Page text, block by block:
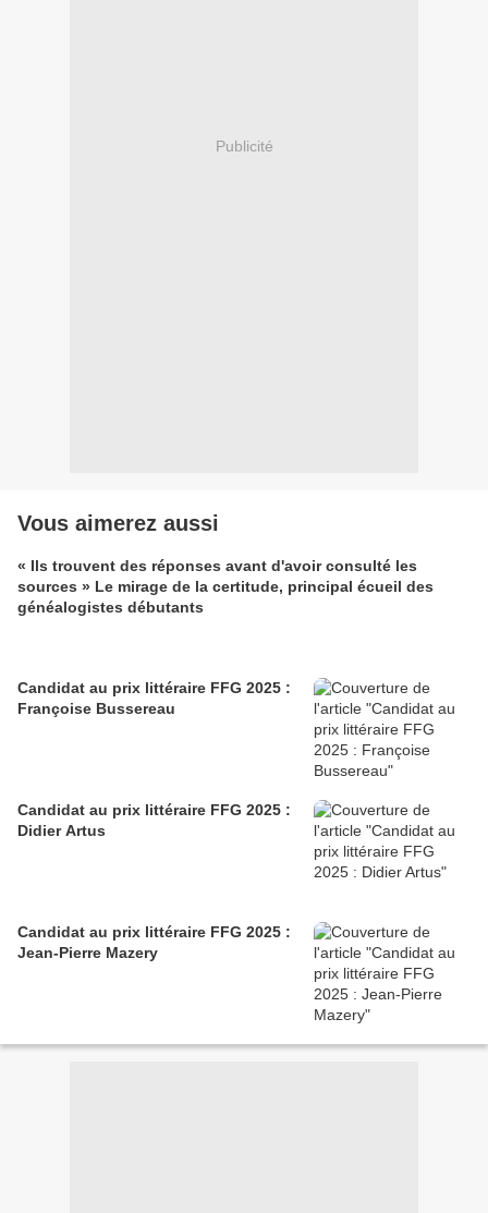
Publicité
Vous aimerez aussi
« Ils trouvent des réponses avant d'avoir consulté les
sources » Le mirage de la certitude, principal écueil des
généalogistes débutants
Candidat au prix littéraire FFG 2025 :
Françoise Bussereau
Candidat au prix littéraire FFG 2025 :
Didier Artus
Candidat au prix littéraire FFG 2025 :
Jean-Pierre Mazery